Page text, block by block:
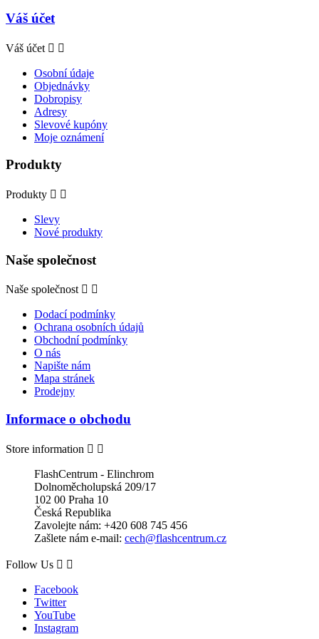
Váš účet
Váš účet  
Osobní údaje
Objednávky
Dobropisy
Adresy
Slevové kupóny
Moje oznámení
Produkty
Produkty  
Slevy
Nové produkty
Naše společnost
Naše společnost  
Dodací podmínky
Ochrana osobních údajů
Obchodní podmínky
O nás
Napište nám
Mapa stránek
Prodejny
Informace o obchodu
Store information  
FlashCentrum - Elinchrom
Dolnoměcholupská 209/17
102 00 Praha 10
Česká Republika
Zavolejte nám: +420 608 745 456
Zašlete nám e-mail: cech@flashcentrum.cz
Follow Us  
Facebook
Twitter
YouTube
Instagram